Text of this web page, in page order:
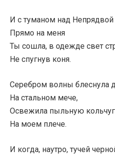
И с туманом над
Прямо на меня
Ты сошла, в одежде свет
Не спугнув коня.
Серебром волны блеснула
На стальном мече,
Освежила пыльную
На моем плече.
И когда, наутро, тучей